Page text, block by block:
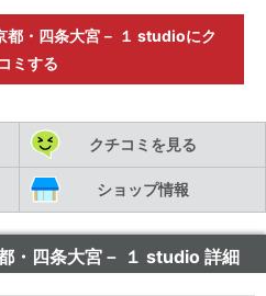
都・四条大宮－ １ studioにク
ミする
クチコミを見る
ショップ情報
・四条大宮－ １ studio 詳細